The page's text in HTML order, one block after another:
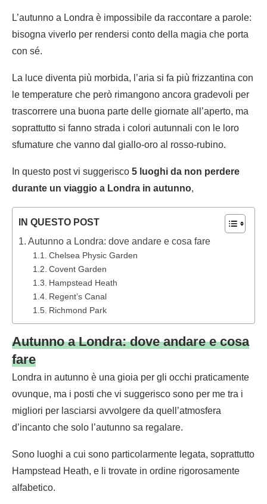
L’autunno a Londra è impossibile da raccontare a parole:
bisogna viverlo per rendersi conto della magia che porta
con sé.
La luce diventa più morbida, l’aria si fa più frizzantina con
le temperature che però rimangono ancora gradevoli per
trascorrere una buona parte delle giornate all’aperto, ma
soprattutto si fanno strada i colori autunnali con le loro
sfumature che vanno dal giallo-oro al rosso-rubino.
In questo post vi suggerisco 5 luoghi da non perdere
durante un viaggio a Londra in autunno,
IN QUESTO POST
Autunno a Londra: dove andare e cosa fare
Chelsea Physic Garden
Covent Garden
Hampstead Heath
Regent’s Canal
Richmond Park
Autunno a Londra: dove andare e cosa
fare
Londra in autunno è una gioia per gli occhi praticamente
ovunque, ma i posti che vi suggerisco sono per me tra i
migliori per lasciarsi avvolgere da quell’atmosfera
d’incanto che solo l’autunno sa regalare.
Sono luoghi a cui sono particolarmente legata, soprattutto
Hampstead Heath, e li trovate in ordine rigorosamente
alfabetico.